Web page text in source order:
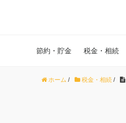
節約・貯金 税金・相続
ホーム / 税金・相続 /